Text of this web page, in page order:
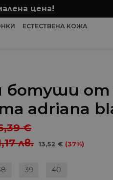
цена!
ЕСТЕСТВЕНА КОЖА
ботуши от
adriana
€
лв. 13,52 € (37%)
39 40